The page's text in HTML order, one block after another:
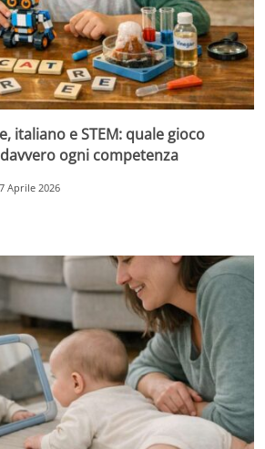
italiano e STEM: quale gioco
ogni competenza
Aprile 2026